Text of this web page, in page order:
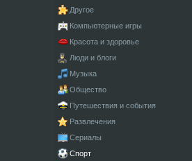
Другое
Компьютерные игры
Красота и здоровье
Люди и блоги
Музыка
Общество
Путешествия и события
Развлечения
Сериалы
Спорт